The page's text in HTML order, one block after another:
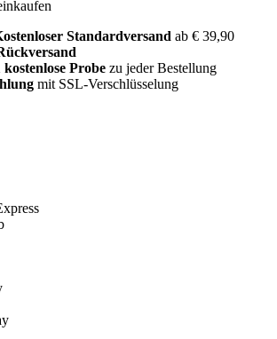
Standardversand ab € 39,90
Probe zu jeder Bestellung
mit SSL-Verschlüsselung